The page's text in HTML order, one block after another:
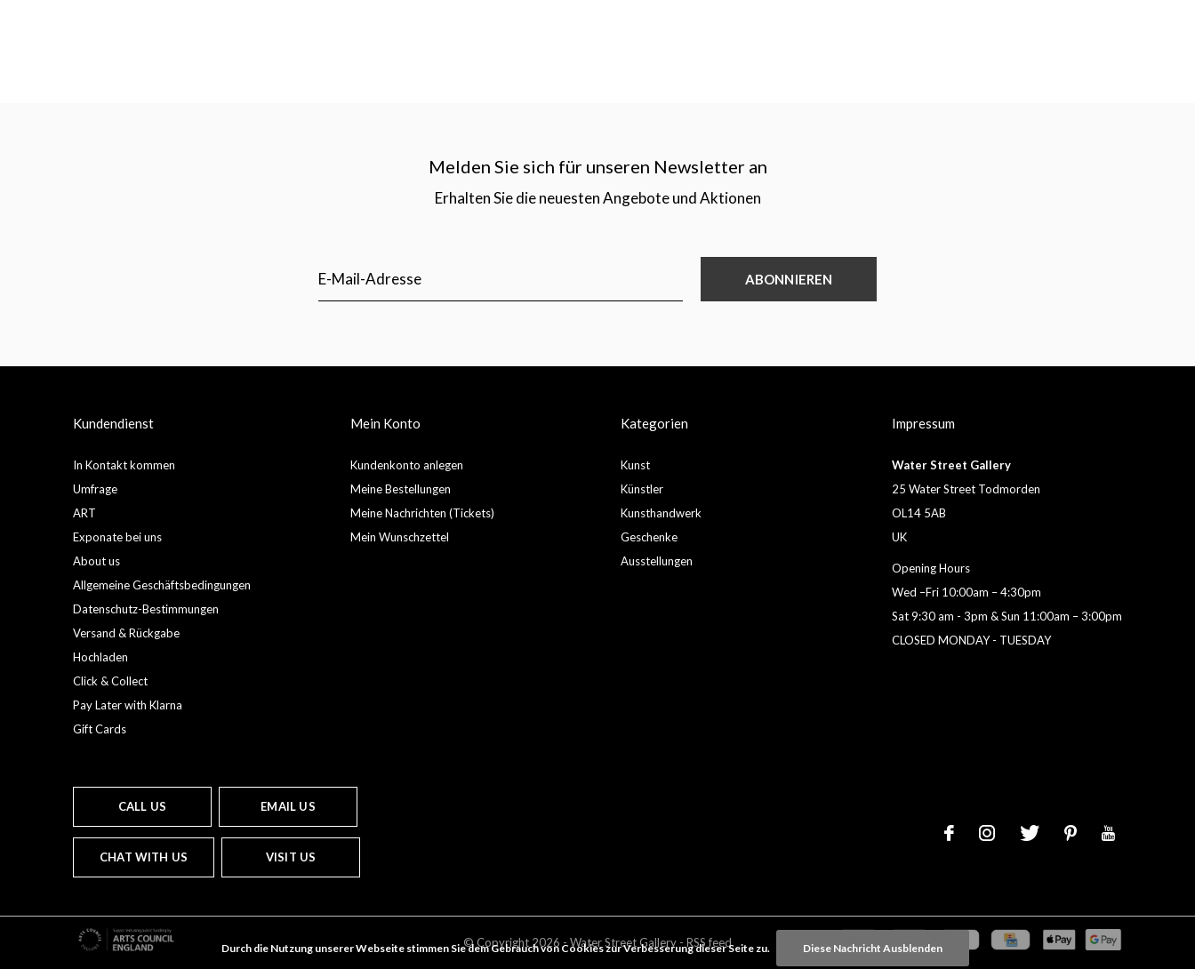
Melden Sie sich für unseren Newsletter an
Erhalten Sie die neuesten Angebote und Aktionen
ABONNIEREN
Kundendienst
In Kontakt kommen
Umfrage
ART
Exponate bei uns
About us
Allgemeine Geschäftsbedingungen
Datenschutz-Bestimmungen
Versand & Rückgabe
Hochladen
Click & Collect
Pay Later with Klarna
Gift Cards
Mein Konto
Kundenkonto anlegen
Meine Bestellungen
Meine Nachrichten (Tickets)
Mein Wunschzettel
Kategorien
Kunst
Künstler
Kunsthandwerk
Geschenke
Ausstellungen
Impressum
Water Street Gallery
25 Water Street Todmorden
OL14 5AB
UK
Opening Hours
Wed –Fri 10:00am – 4:30pm
Sat 9:30 am - 3pm & Sun 11:00am – 3:00pm
CLOSED MONDAY - TUESDAY
CALL US EMAIL US
CHAT WITH US VISIT US
© Copyright 2026 - Water Street Gallery - RSS feed
Durch die Nutzung unserer Webseite stimmen Sie dem Gebrauch von Cookies zur Verbesserung dieser Seite zu. Diese Nachricht Ausblenden